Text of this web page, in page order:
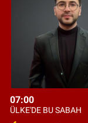
07:00
ÜLKE'DE BU SABAH